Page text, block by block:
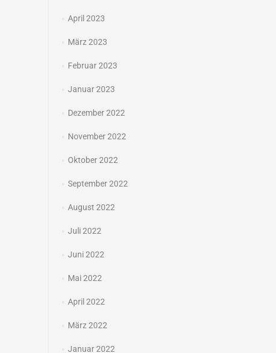
April 2023
März 2023
Februar 2023
Januar 2023
Dezember 2022
November 2022
Oktober 2022
September 2022
August 2022
Juli 2022
Juni 2022
Mai 2022
April 2022
März 2022
Januar 2022